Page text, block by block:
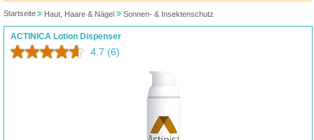
Startseite Haut, Haare & Nägel Sonnen- & Insektenschutz
ACTINICA Lotion Dispenser
4.7 (6)